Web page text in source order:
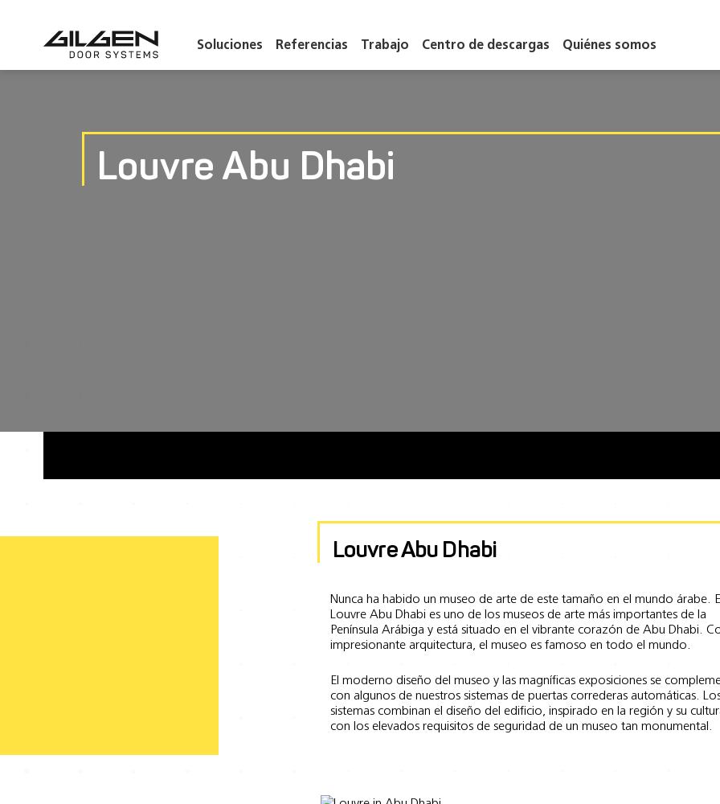
Soluciones Referencias Trabajo Centro de descargas Quiénes somos
Louvre Abu Dhabi
Louvre Abu Dhabi
Nunca ha habido un museo de arte de este tamaño en el mundo árabe.
Louvre Abu Dhabi es uno de los museos de arte más importantes de la
Península Arábiga y está situado en el vibrante corazón de Abu Dhabi.
impresionante arquitectura, el museo es famoso en todo el mundo.
El moderno diseño del museo y las magníficas exposiciones se
con algunos de nuestros sistemas de puertas correderas automáticas.
sistemas combinan el diseño del edificio, inspirado en la región y su
con los elevados requisitos de seguridad de un museo tan monumental.